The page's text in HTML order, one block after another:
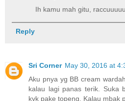
Ih kamu mah gitu,
Reply
Sri Corner May 30, 2016 at
Aku pnya yg BB cream
kalau lagi panas terik. Suka
kyk pake topeng. Kalau mbak